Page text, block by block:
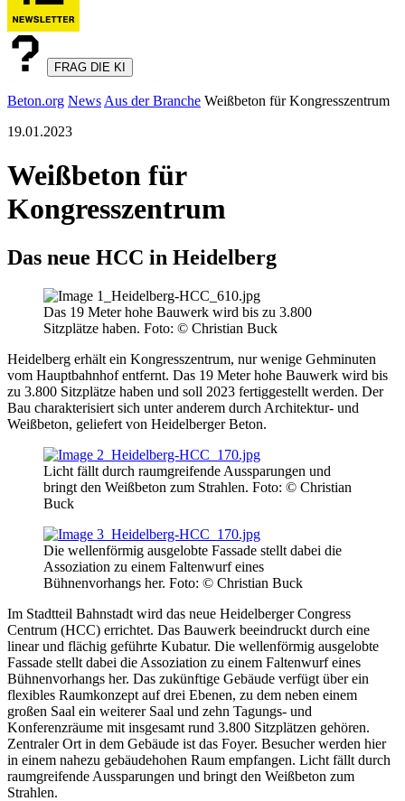
FRAG DIE KI
Beton.org News Aus der Branche Weißbeton für Kongresszentrum
19.01.2023
Weißbeton für
Kongresszentrum
Das neue HCC in Heidelberg
Das 19 Meter hohe Bauwerk wird bis zu 3.800
Sitzplätze haben. Foto: © Christian Buck
Heidelberg erhält ein Kongresszentrum, nur wenige Gehminuten
vom Hauptbahnhof entfernt. Das 19 Meter hohe Bauwerk wird bis
zu 3.800 Sitzplätze haben und soll 2023 fertiggestellt werden. Der
Bau charakterisiert sich unter anderem durch Architektur- und
Weißbeton, geliefert von Heidelberger Beton.
Licht fällt durch raumgreifende Aussparungen und
bringt den Weißbeton zum Strahlen. Foto: © Christian
Buck
Die wellenförmig ausgelobte Fassade stellt dabei die
Assoziation zu einem Faltenwurf eines
Bühnenvorhangs her. Foto: © Christian Buck
Im Stadtteil Bahnstadt wird das neue Heidelberger Congress
Centrum (HCC) errichtet. Das Bauwerk beeindruckt durch eine
linear und flächig geführte Kubatur. Die wellenförmig ausgelobte
Fassade stellt dabei die Assoziation zu einem Faltenwurf eines
Bühnenvorhangs her. Das zukünftige Gebäude verfügt über ein
flexibles Raumkonzept auf drei Ebenen, zu dem neben einem
großen Saal ein weiterer Saal und zehn Tagungs- und
Konferenzräume mit insgesamt rund 3.800 Sitzplätzen gehören.
Zentraler Ort in dem Gebäude ist das Foyer. Besucher werden hier
in einem nahezu gebäudehohen Raum empfangen. Licht fällt durch
raumgreifende Aussparungen und bringt den Weißbeton zum
Strahlen.